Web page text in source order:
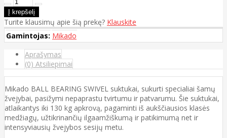
Turite klausimų apie šią prekę? Klauskite
Gamintojas: Mikado
Aprašymas
(0) Atsiliepimai
Mikado BALL BEARING SWIVEL suktukai, sukurti specialiai šamų
žvejybai, pasižymi nepaprastu tvirtumu ir patvarumu. Šie suktukai,
atlaikantys iki 130 kg apkrovą, pagaminti iš aukščiausios klasės
medžiagų, užtikrinančių ilgaamžiškumą ir patikimumą net ir
intensyviausių žvejybos sesijų metu.